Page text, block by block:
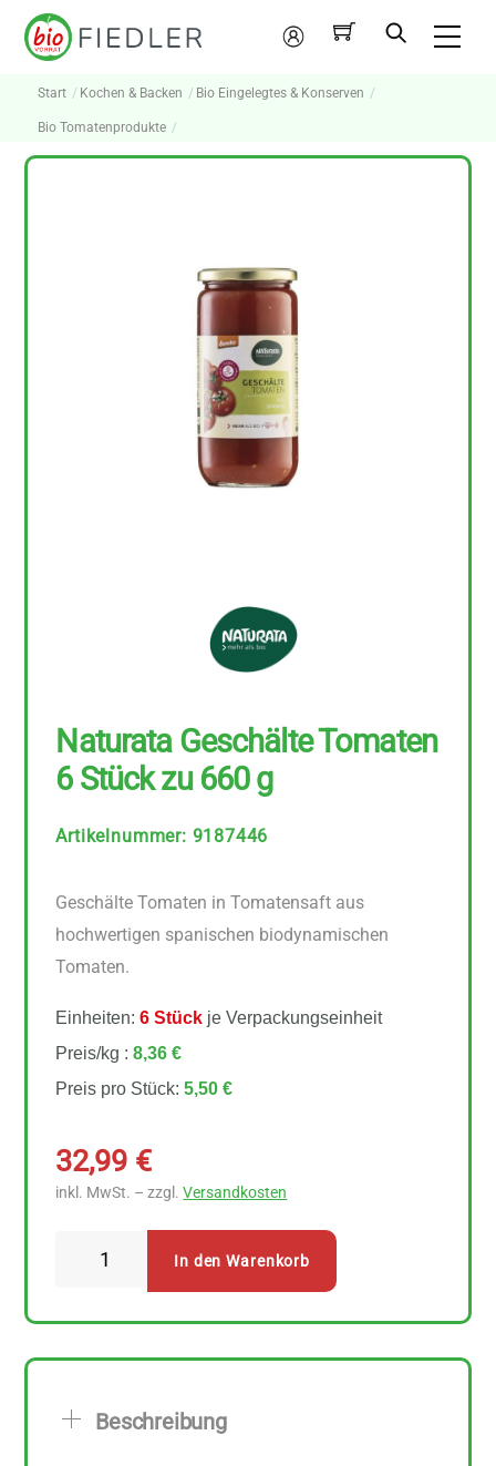
Skip
Mein
Konto
Start Kochen & Backen Bio Eingelegtes & Konserven
Bio Tomatenprodukte
Naturata Geschälte Tomaten
6 Stück zu 660 g
Artikelnummer: 9187446
Geschälte Tomaten in Tomatensaft aus
hochwertigen spanischen biodynamischen
Tomaten.
Einheiten:6 Stück je Verpackungseinheit
Preis/kg :8,36 €
Preis pro Stück:5,50 €
32,99 €
inkl. MwSt. – zzgl.Versandkosten
zu
In den Warenkorb
Beschreibung